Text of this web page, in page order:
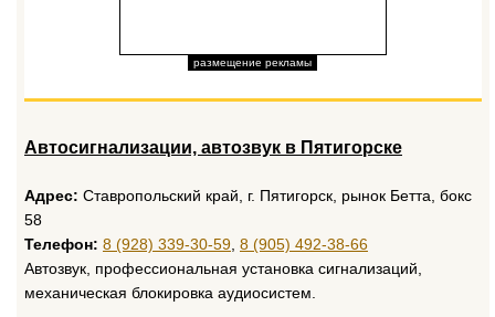
размещение рекламы
Автосигнализации, автозвук в Пятигорске
Адрес: Ставропольский край, г. Пятигорск, рынок Бетта, бокс
58
Телефон: 8 (928) 339-30-59 8 (905) 492-38-66
Автозвук, профессиональная установка сигнализаций,
механическая блокировка аудиосистем.